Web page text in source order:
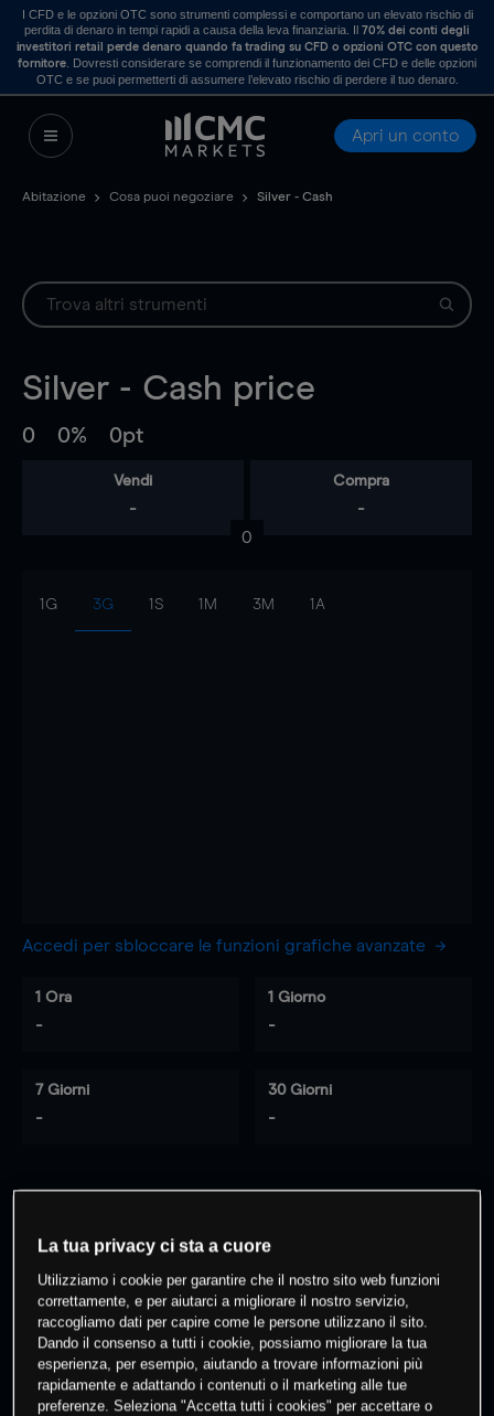
I CFD e le opzioni OTC sono strumenti complessi e comportano un elevato rischio di
perdita di denaro in tempi rapidi a causa della leva finanziaria. Il70% dei conti degli
investitori retail perde denaro quando fa trading su CFD o opzioni OTC con questo
fornitore . Dovresti considerare se comprendi il funzionamento dei CFD e delle opzioni
OTC e se puoi permetterti di assumere l’elevato rischio di perdere il tuo denaro.
Apri un conto
Abitazione Cosa puoi negoziare Silver - Cash
Silver - Cash price
0 0% 0pt
Vendi
-
Compra
-
0
1G 3G 1S 1M 3M 1A
Accedi per sbloccare le funzioni grafiche avanzate
1 Ora
-
1 Giorno
-
7 Giorni
-
30 Giorni
-
questo prodotto
Fai trading
La tua privacy ci sta a cuore
Utilizziamo i cookie per garantire che il nostro sito web funzioni
correttamente, e per aiutarci a migliorare il nostro servizio,
raccogliamo dati per capire come le persone utilizzano il sito.
Dando il consenso a tutti i cookie, possiamo migliorare la tua
esperienza, per esempio, aiutando a trovare informazioni più
rapidamente e adattando i contenuti o il marketing alle tue
preferenze. Seleziona "Accetta tutti i cookies" per accettare o